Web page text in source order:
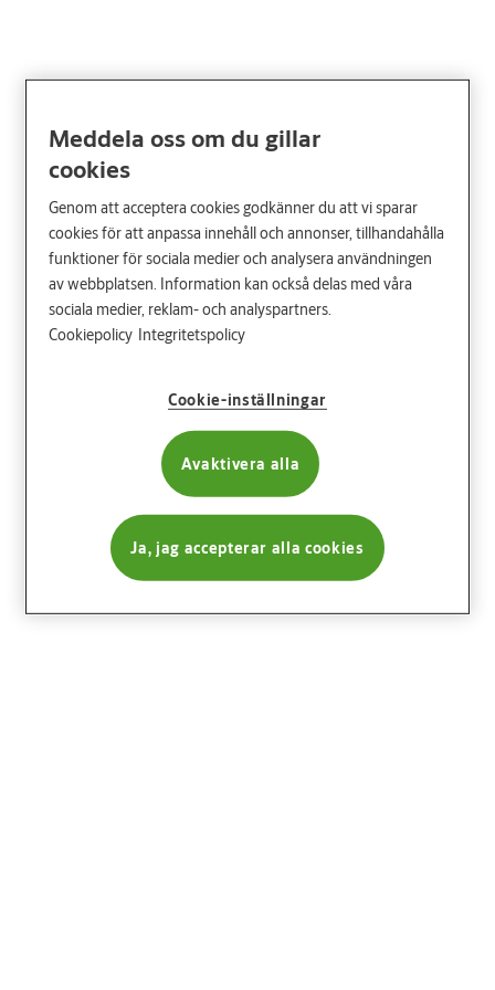
Meddela oss om du gillar
cookies
Genom att acceptera cookies godkänner du att vi sparar
cookies för att anpassa innehåll och annonser, tillhandahålla
funktioner för sociala medier och analysera användningen
av webbplatsen. Information kan också delas med våra
sociala medier, reklam- och analyspartners.
Cookiepolicy Integritetspolicy
Cookie-inställningar
Avaktivera alla
Ja, jag accepterar alla cookies